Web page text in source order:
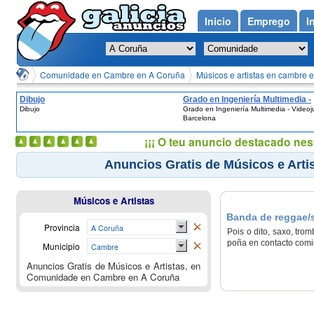
Comunidade en Cambre en A Coruña Músicos e artistas en cambre
Dibujo
Dibujo
Grado en Ingeniería Multimedia -
Videojuegos - Barcelona
Grado en Ingeniería Multimedia -
Barcelona
Anuncios Gratis de Músicos e
Banda de
Pois o dito, saxo,
poña en contacto
Músicos e Artistas
Provincia A Coruña
Municipio Cambre
Anuncios Gratis de Músicos e Artistas, en
Comunidade en Cambre en A Coruña
Inicio Emprego
¡¡¡ O teu anuncio destacado